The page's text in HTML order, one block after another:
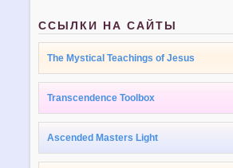
ССЫЛКИ НА САЙТЫ
The Mystical Teachings of Jesus
Transcendence Toolbox
Ascended Masters Light